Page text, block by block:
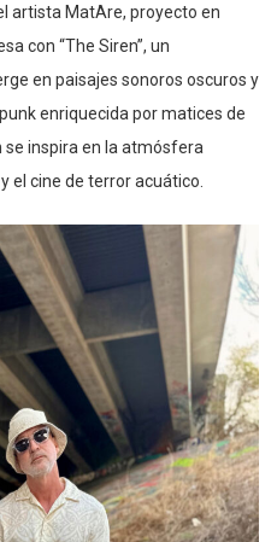
artista MatAre, proyecto en
con “The Siren”, un
en paisajes sonoros oscuros y
enriquecida por matices de
se inspira en la atmósfera
el cine de terror acuático.